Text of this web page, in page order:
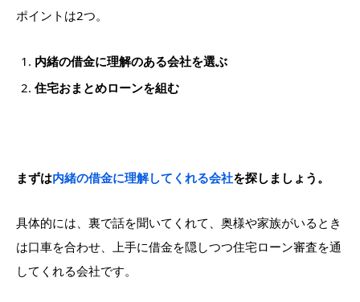
ポイントは2つ。
内緒の借金に理解のある会社を選ぶ
住宅おまとめローンを組む
まずは内緒の借金に理解してくれる会社を探しましょう。
具体的には、裏で話を聞いてくれて、奥様や家族がいるとき
は口車を合わせ、上手に借金を隠しつつ住宅ローン審査を通
してくれる会社です。